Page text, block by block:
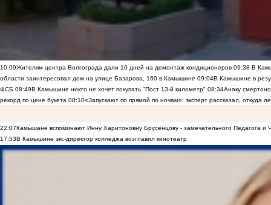
10:09Жителям центра Волгограда дали 10 дней на демонтаж кондиционеров 09:38 В
области заинтересовал дом на улице Базарова, 160 в Камышине 09:04В Камышине в
ФСБ 08:49В Камышине никто не хочет покупать "Пост 13-й километр" 08:34Анаку
рекорд по цене букета 08:10«Запускают по прямой по ночам»: эксперт рассказал, откуда
22:07Камышане вспоминают Инну Харитоновну Брусенцову - замечательного Педагога и
17:53В Камышине экс-директор колледжа возглавил кинотеатр